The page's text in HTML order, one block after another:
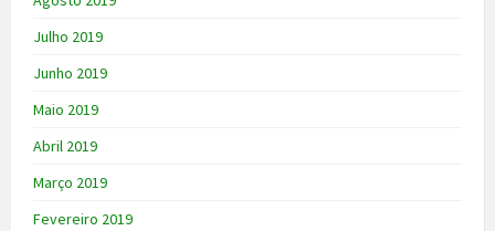
Julho 2019
Junho 2019
Maio 2019
Abril 2019
Março 2019
Fevereiro 2019